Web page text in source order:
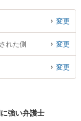
変更
れた側 変更
変更
強い弁護士